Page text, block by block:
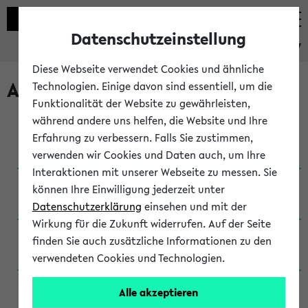
eKVV
Archivierte Studiengänge
Anglistik: British and American Studies / B.A.
(Einschreibung bis WiSe 16/17)
Anglistik: British and American Studies / B.A.
(Einschreibung bis SoSe 2015)
Anglistik: British and American Studies / B.A.
(Einschreibung bis SoSe 2013)
Anglistik: British and American Studies / Ba
(Einschreibung bis SoSe 2011)
Datenschutzeinstellung
Diese Webseite verwendet Cookies und ähnliche
Technologien. Einige davon sind essentiell, um die
Funktionalität der Website zu gewährleisten,
während andere uns helfen, die Website und Ihre
Erfahrung zu verbessern. Falls Sie zustimmen,
verwenden wir Cookies und Daten auch, um Ihre
Interaktionen mit unserer Webseite zu messen. Sie
können Ihre Einwilligung jederzeit unter
Datenschutzerklärung einsehen und mit der
Wirkung für die Zukunft widerrufen. Auf der Seite
finden Sie auch zusätzliche Informationen zu den
verwendeten Cookies und Technologien.
Alle akzeptieren